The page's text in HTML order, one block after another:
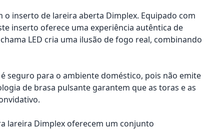
inserto de lareira aberta Dimplex. Equipado com
inserto oferece uma experiência autêntica de
LED cria uma ilusão de fogo real, combinando
seguro para o ambiente doméstico, pois não emite
de brasa pulsante garantem que as toras e as
lareira Dimplex oferecem um conjunto